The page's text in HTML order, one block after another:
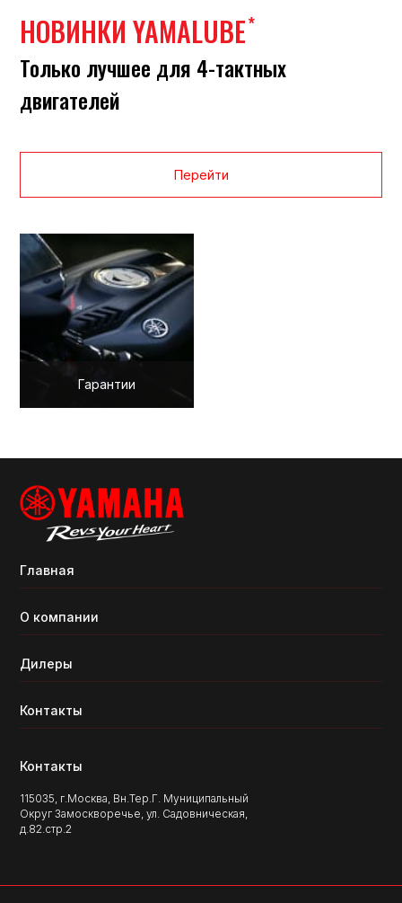
НОВИНКИ YAMALUBE*
Только лучшее для 4-тактных
двигателей
Перейти
Гарантии
Главная
О компании
Дилеры
Контакты
Контакты
115035, г.Москва, Вн.Тер.Г. Муниципальный
Округ Замоскворечье, ул. Садовническая,
д.82.стр.2